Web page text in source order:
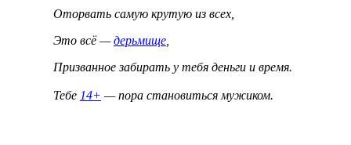
Оторвать самую крутую из всех,
Это всё —дерьмище
Призванное забирать у тебя деньги и время.
Тебе 14+ — пора становиться мужиком.